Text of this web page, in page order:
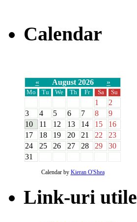
Calendar
« August 2026 »
Mo Tu We Th Fr Sa Su
1
2
3
4 5 6 7 8
9
10
11 12 13 14 15
16
17
18 19 20 21 22
23
24
25 26 27 28 29
30
31
Calendar by Kieran O'Shea
Link-uri utile